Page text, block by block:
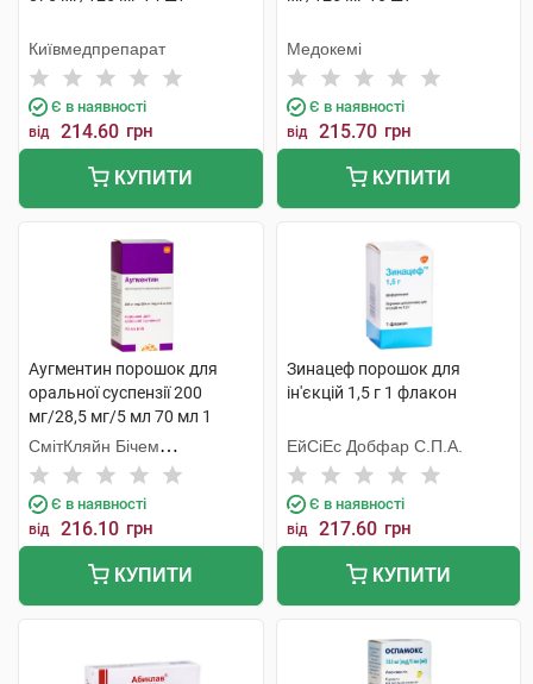
Київмедпрепарат
Є в наявності
від 214.60 грн
КУПИТИ
Медокемі
Є в наявності
від 215.70 грн
КУПИТИ
Аугментин порошок для
оральної суспензії 200
мг/28,5 мг/5 мл 70 мл 1
флакон
СмітКляйн Бічем
Фармасьютикалс
Є в наявності
від 216.10 грн
КУПИТИ
Зинацеф порошок для
ін'єкцій 1,5 г 1 флакон
ЕйСіЕс Добфар С.П.А.
Є в наявності
від 217.60 грн
КУПИТИ